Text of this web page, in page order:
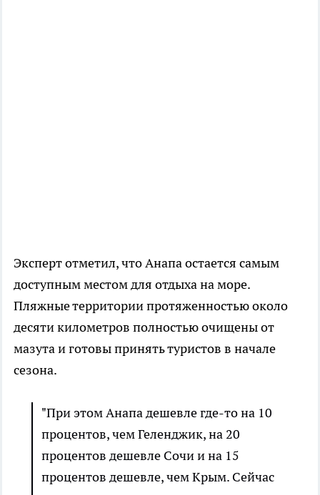
Эксперт отметил, что Анапа остается самым
доступным местом для отдыха на море.
Пляжные территории протяженностью около
десяти километров полностью очищены от
мазута и готовы принять туристов в начале
сезона.
"При этом Анапа дешевле где-то на 10
процентов, чем Геленджик, на 20
процентов дешевле Сочи и на 15
процентов дешевле, чем Крым. Сейчас